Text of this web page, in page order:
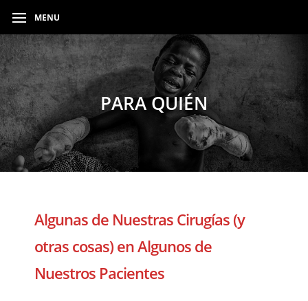
MENU
PARA QUIÉN
Algunas de Nuestras Cirugías (y
otras cosas) en Algunos de
Nuestros Pacientes